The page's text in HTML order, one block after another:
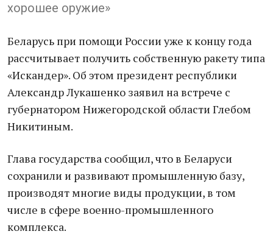
хорошее оружие»
Беларусь при помощи России уже к концу года
рассчитывает получить собственную ракету типа
«Искандер». Об этом президент республики
Александр Лукашенко заявил на встрече с
губернатором Нижегородской области Глебом
Никитиным.
Глава государства сообщил, что в Беларуси
сохранили и развивают промышленную базу,
производят многие виды продукции, в том
числе в сфере военно-промышленного
комплекса.